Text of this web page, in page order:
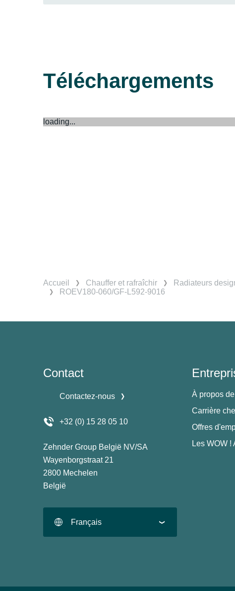
Téléchargements
loading...
Accueil Chauffer et rafraîchir Radiateurs
ROEV180-060/GF-L592-9016
Contact
Contactez-nous
+32 (0) 15 28 05 10
Zehnder Group België NV/SA
Wayenborgstraat 21
2800 Mechelen
België
Français
À propos
Carrière
Offres
Les WOW !